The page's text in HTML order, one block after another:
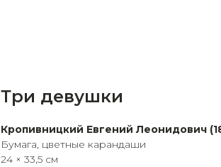
Три девушки
Кропивницкий Евгений Леонидович
Бумага, цветные карандаши
24 × 33,5 см